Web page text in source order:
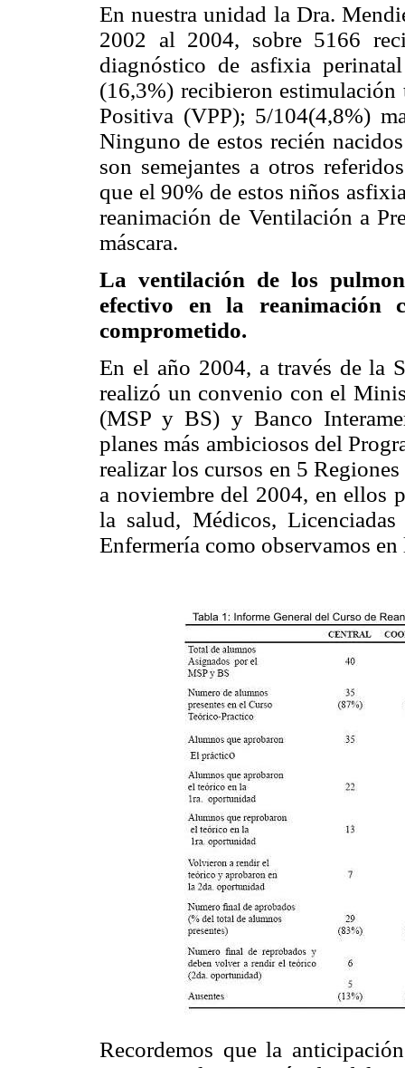
En nuestra unidad la Dra.
2002 al 2004, sobre 5166
diagnóstico de asfixia
(16,3%) recibieron
Positiva (VPP); 5/104(4,8%)
Ninguno de estos recién
son semejantes a otros
que el 90% de estos niños
reanimación de Ventilación a
máscara.
La ventilación de los
efectivo en la reanimación
comprometido.
En el año 2004, a través de la
realizó un convenio con el
(MSP y BS) y Banco
planes más ambiciosos del
realizar los cursos en 5
a noviembre del 2004, en ellos
la salud, Médicos,
Enfermería como observamos
Recordemos que la